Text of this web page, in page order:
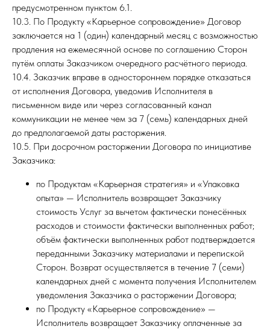
предусмотренном пунктом 6.1.
10.3. По Продукту «Карьерное сопровождение» Договор
заключается на 1 (один) календарный месяц с возможностью
продления на ежемесячной основе по соглашению Сторон
путём оплаты Заказчиком очередного расчётного периода.
10.4. Заказчик вправе в одностороннем порядке отказаться
от исполнения Договора, уведомив Исполнителя в
письменном виде или через согласованный канал
коммуникации не менее чем за 7 (семь) календарных дней
до предполагаемой даты расторжения.
10.5. При досрочном расторжении Договора по инициативе
Заказчика:
по Продуктам «Карьерная стратегия» и «Упаковка
опыта» — Исполнитель возвращает Заказчику
стоимость Услуг за вычетом фактически понесённых
расходов и стоимости фактически выполненных работ;
объём фактически выполненных работ подтверждается
переданными Заказчику материалами и перепиской
Сторон. Возврат осуществляется в течение 7 (семи)
календарных дней с момента получения Исполнителем
уведомления Заказчика о расторжении Договора;
по Продукту «Карьерное сопровождение» —
Исполнитель возвращает Заказчику оплаченные за